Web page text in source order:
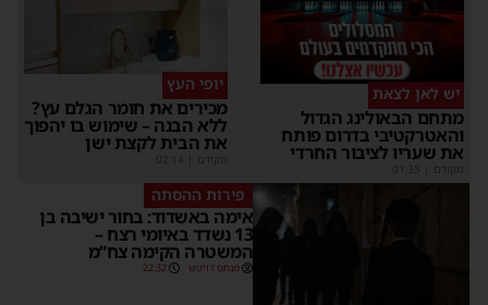
יש לאן לצאת
מתחם הבאולינג הגדול
והאטרקטיבי בדרום פותח
את שעריו לציבור החרדי
מקודם
יופי העץ
מכירים את חומר הגלם עץ?
ללא הבנה – שימוש בו יהפוך
את הבית לקצת ישן
מקודם
פירות ההסתה
אימה באשדוד: בחור ישיבה בן
13 נשדד באיומי רצח –
המשטרה הקימה צח”מ
מנחם דויטש 22:32